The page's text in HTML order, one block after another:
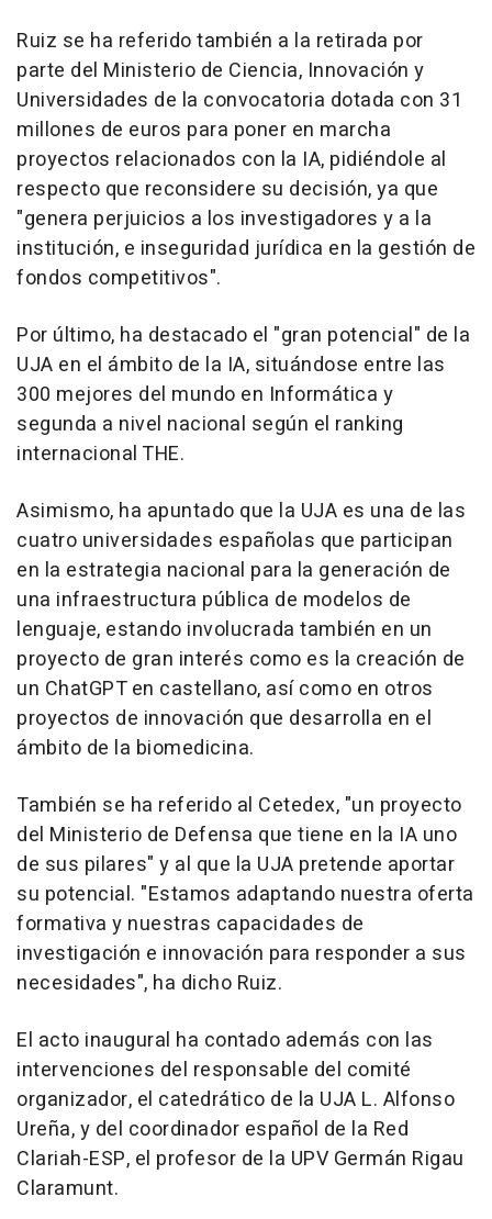
Ruiz se ha referido también a la retirada por
parte del Ministerio de Ciencia, Innovación y
Universidades de la convocatoria dotada con 31
millones de euros para poner en marcha
proyectos relacionados con la IA, pidiéndole al
respecto que reconsidere su decisión, ya que
"genera perjuicios a los investigadores y a la
institución, e inseguridad jurídica en la gestión de
fondos competitivos".
Por último, ha destacado el "gran potencial" de la
UJA en el ámbito de la IA, situándose entre las
300 mejores del mundo en Informática y
segunda a nivel nacional según el ranking
internacional THE.
Asimismo, ha apuntado que la UJA es una de las
cuatro universidades españolas que participan
en la estrategia nacional para la generación de
una infraestructura pública de modelos de
lenguaje, estando involucrada también en un
proyecto de gran interés como es la creación de
un ChatGPT en castellano, así como en otros
proyectos de innovación que desarrolla en el
ámbito de la biomedicina.
También se ha referido al Cetedex, "un proyecto
del Ministerio de Defensa que tiene en la IA uno
de sus pilares" y al que la UJA pretende aportar
su potencial. "Estamos adaptando nuestra oferta
formativa y nuestras capacidades de
investigación e innovación para responder a sus
necesidades", ha dicho Ruiz.
El acto inaugural ha contado además con las
intervenciones del responsable del comité
organizador, el catedrático de la UJA L. Alfonso
Ureña, y del coordinador español de la Red
Clariah-ESP, el profesor de la UPV Germán Rigau
Claramunt.